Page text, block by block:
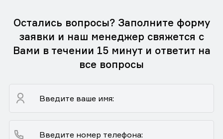
Остались вопросы? Заполните форму
заявки и наш менеджер свяжется с
Вами в течении 15 минут и ответит на
все вопросы